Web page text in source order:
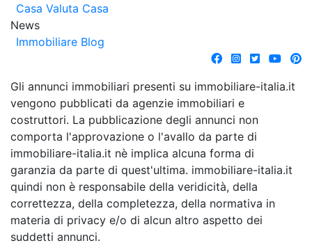
Casa Valuta Casa
News
Immobiliare Blog
Gli annunci immobiliari presenti su immobiliare-italia.it
vengono pubblicati da agenzie immobiliari e
costruttori. La pubblicazione degli annunci non
comporta l'approvazione o l'avallo da parte di
immobiliare-italia.it nè implica alcuna forma di
garanzia da parte di quest'ultima. immobiliare-italia.it
quindi non è responsabile della veridicità, della
correttezza, della completezza, della normativa in
materia di privacy e/o di alcun altro aspetto dei
suddetti annunci.